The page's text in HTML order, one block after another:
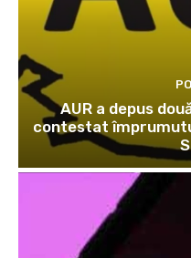
AUR a depus
contestat